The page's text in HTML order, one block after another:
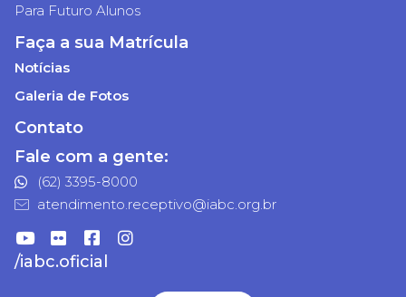
Para Futuro Alunos
Faça a sua Matrícula
Notícias
Galeria de Fotos
Contato
Fale com a gente:
(62) 3395-8000
atendimento.receptivo@iabc.org.br
/iabc.oficial